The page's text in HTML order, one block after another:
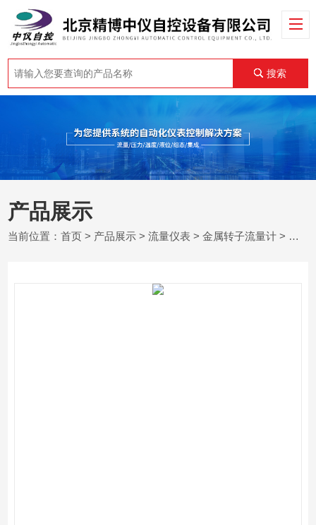
搜索
产品展示
当前位置：首页 > 产品展示 >流量仪表 >金属转子流量计 > 防腐型远传转子流量计价格